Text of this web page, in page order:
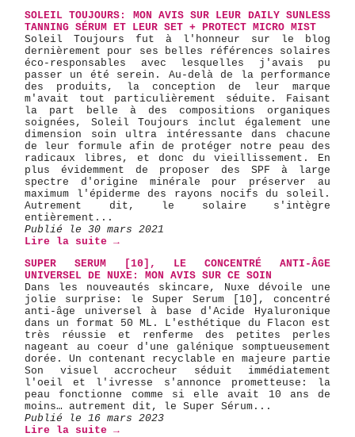
SOLEIL TOUJOURS: MON AVIS SUR LEUR DAILY SUNLESS
TANNING SÉRUM ET LEUR SET + PROTECT MICRO MIST
Soleil Toujours fut à l'honneur sur le blog
dernièrement pour ses belles références solaires
éco-responsables avec lesquelles j'avais pu
passer un été serein. Au-delà de la performance
des produits, la conception de leur marque
m'avait tout particulièrement séduite. Faisant
la part belle à des compositions organiques
soignées, Soleil Toujours inclut également une
dimension soin ultra intéressante dans chacune
de leur formule afin de protéger notre peau des
radicaux libres, et donc du vieillissement. En
plus évidemment de proposer des SPF à large
spectre d'origine minérale pour préserver au
maximum l'épiderme des rayons nocifs du soleil.
Autrement dit, le solaire s'intègre
entièrement...
Publié le 30 mars 2021
Lire la suite →
SUPER SERUM [10], LE CONCENTRÉ ANTI-ÂGE
UNIVERSEL DE NUXE: MON AVIS SUR CE SOIN
Dans les nouveautés skincare, Nuxe dévoile une
jolie surprise: le Super Serum [10], concentré
anti-âge universel à base d'Acide Hyaluronique
dans un format 50 ML. L'esthétique du Flacon est
très réussie et renferme des petites perles
nageant au coeur d'une galénique somptueusement
dorée. Un contenant recyclable en majeure partie
Son visuel accrocheur séduit immédiatement
l'oeil et l'ivresse s'annonce prometteuse: la
peau fonctionne comme si elle avait 10 ans de
moins… autrement dit, le Super Sérum...
Publié le 16 mars 2023
Lire la suite →